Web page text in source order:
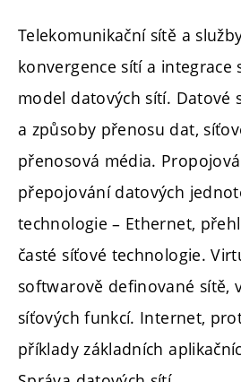
Telekomunikační sítě a
konvergence sítí a integrace
model datových sítí. Datové
a způsoby přenosu dat,
přenosová média.
přepojování datových
technologie – Ethernet,
časté síťové technologie.
softwarově definované sítě,
síťových funkcí. Internet,
příklady základních